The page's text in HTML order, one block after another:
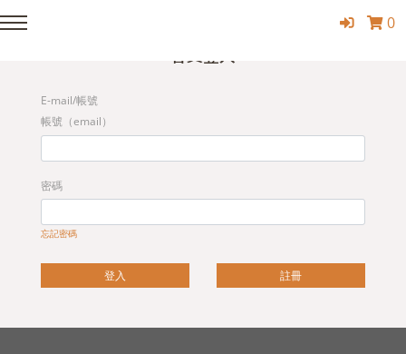
0
會員登入
E-mail/帳號
帳號（email）
密碼
忘記密碼
登入 註冊